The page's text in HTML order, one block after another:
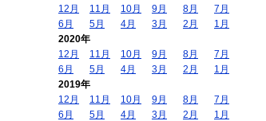
12月
11月 10月 9月 8月
7月
6月
5月 4月 3月 2月
1月
2020年
12月
11月 10月 9月 8月
7月
6月
5月 4月 3月 2月
1月
2019年
12月
11月 10月 9月 8月
7月
6月
5月 4月 3月 2月
1月